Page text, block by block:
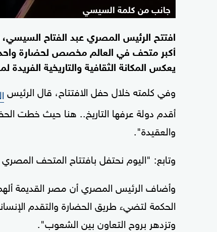
جانب من كلمة السيسي
افتتح الرئيس المصري عبد الفتاح
أكبر متحف في العالم مخصص لحضارة
يعكس المكانة الثقافية والتاريخية الفريدة
وفي كلمته خلال حفل الافتتاح، قال الرئيس
أقدم دولة عرفها التاريخ.. هنا حيث خطت
والعقيدة".
وتابع: "اليوم نحتفل بافتتاح المتحف
وأضاف الرئيس المصري أن مصر القديمة
الحكمة لتضيء طريق الحضارة والتقدم
وتزدهر بروح التعاون بين الشعوب".